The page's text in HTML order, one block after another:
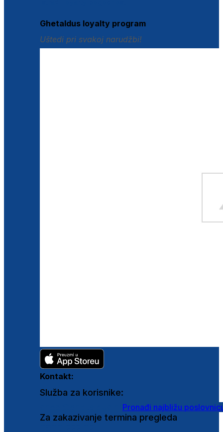
Ghetaldus loyalty program
Uštedi pri svakoj narudžbi!
Kontakt:
Služba za korisnike:
Pronađi najbližu
Za zakazivanje termina pregleda